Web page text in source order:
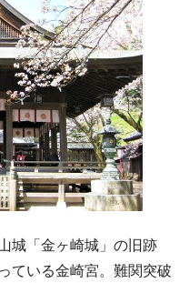
城「金ヶ崎城」の旧跡
ている金崎宮。難関突破